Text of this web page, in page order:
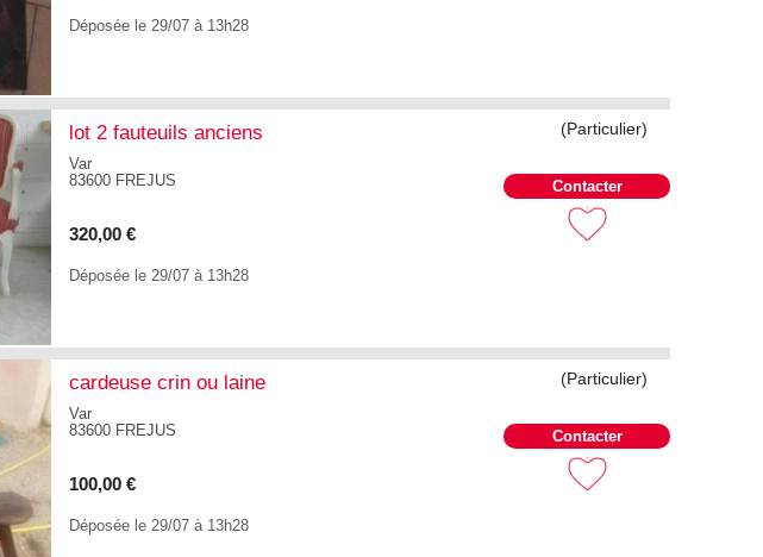
Déposée le 29/07 à 13h28
lot 2 fauteuils anciens
Var
83600 FREJUS
320,00 €
Déposée le 29/07 à 13h28
(Particulier)
Contacter
cardeuse crin ou laine
Var
83600 FREJUS
100,00 €
Déposée le 29/07 à 13h28
(Particulier)
Contacter